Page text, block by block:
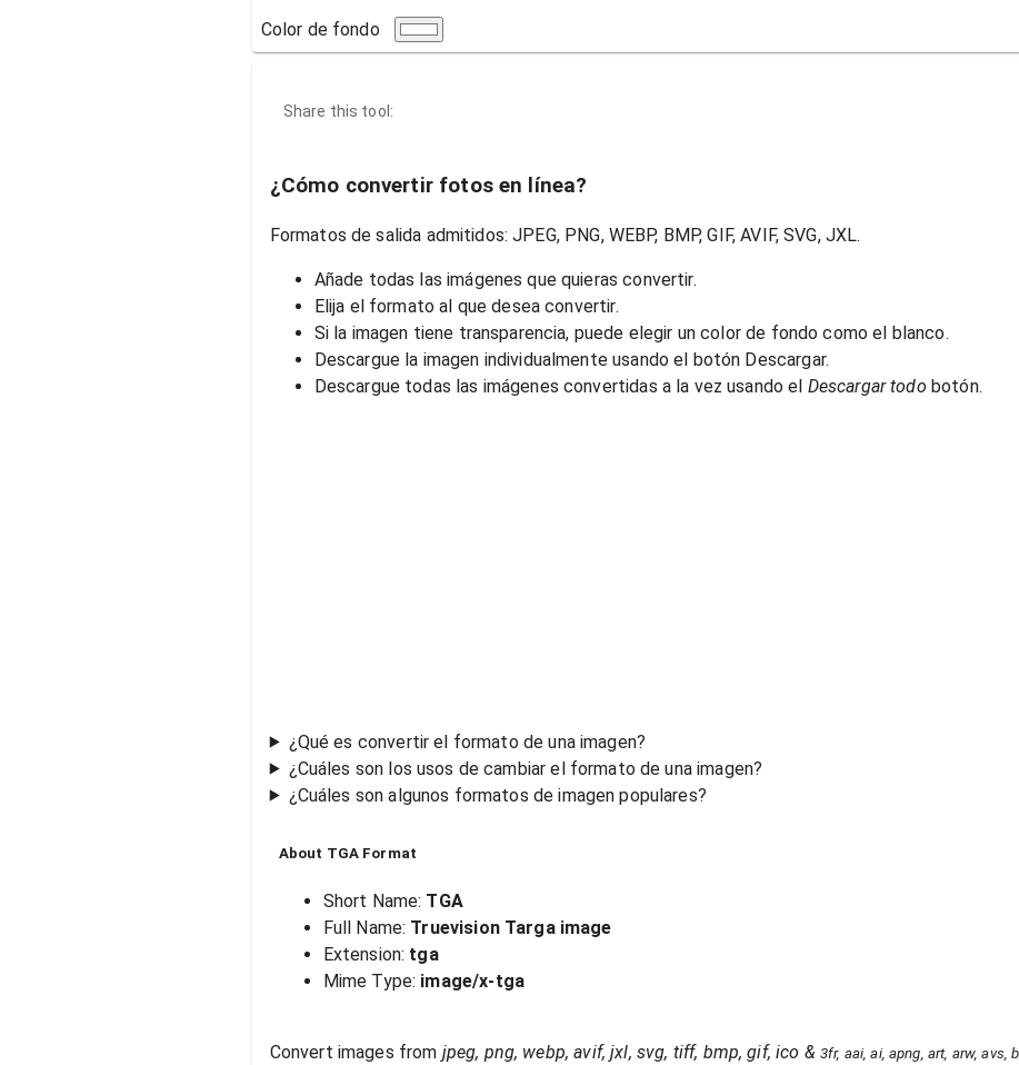
Color de fondo
Share this tool:
¿Cómo convertir fotos en línea?
Formatos de salida admitidos: JPEG, PNG, WEBP, BMP, GIF, AVIF, SVG, JXL.
Añade todas las imágenes que quieras convertir.
Elija el formato al que desea convertir.
Si la imagen tiene transparencia, puede elegir un color de fondo como el blanco.
Descargue la imagen individualmente usando el botón Descargar.
Descargue todas las imágenes convertidas a la vez usando el Descargar todo botón.
¿Qué es convertir el formato de una imagen?
¿Cuáles son los usos de cambiar el formato de una imagen?
¿Cuáles son algunos formatos de imagen populares?
About TGA Format
Short Name: TGA
Full Name: Truevision Targa image
Extension: tga
Mime Type: image/x-tga
Convert images from jpeg, png, webp, avif, jxl, svg, tiff, bmp, gif, ico & 3fr, aai, ai, apng, art, arw, avs,